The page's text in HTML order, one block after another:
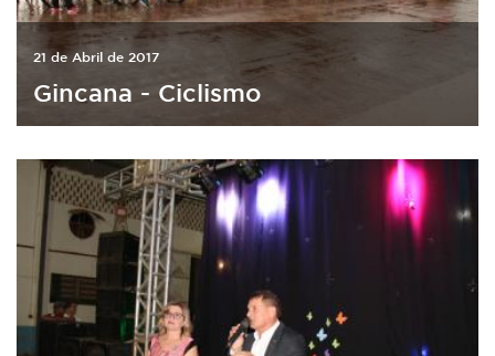
21 de Abril de 2017
Gincana - Ciclismo